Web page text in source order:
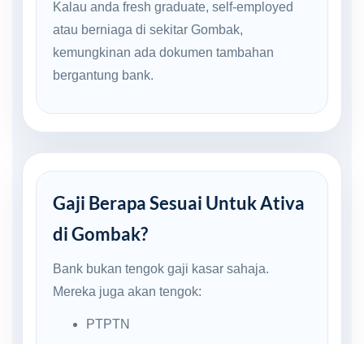
Kalau anda fresh graduate, self-employed
atau berniaga di sekitar Gombak,
kemungkinan ada dokumen tambahan
bergantung bank.
Gaji Berapa Sesuai Untuk Ativa
di Gombak?
Bank bukan tengok gaji kasar sahaja.
Mereka juga akan tengok:
PTPTN